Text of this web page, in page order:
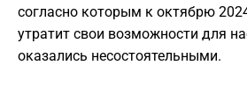
согласно которым к октябрю
утратит свои возможности для
оказались несостоятельными.